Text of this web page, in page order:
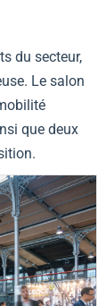
du secteur,
Le salon
que deux